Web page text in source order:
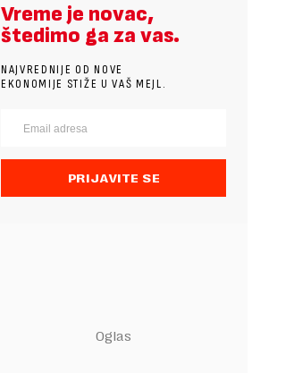
Vreme je novac,
štedimo ga za vas.
NAJVREDNIJE OD NOVE
EKONOMIJE STIŽE U VAŠ MEJL.
PRIJAVITE SE